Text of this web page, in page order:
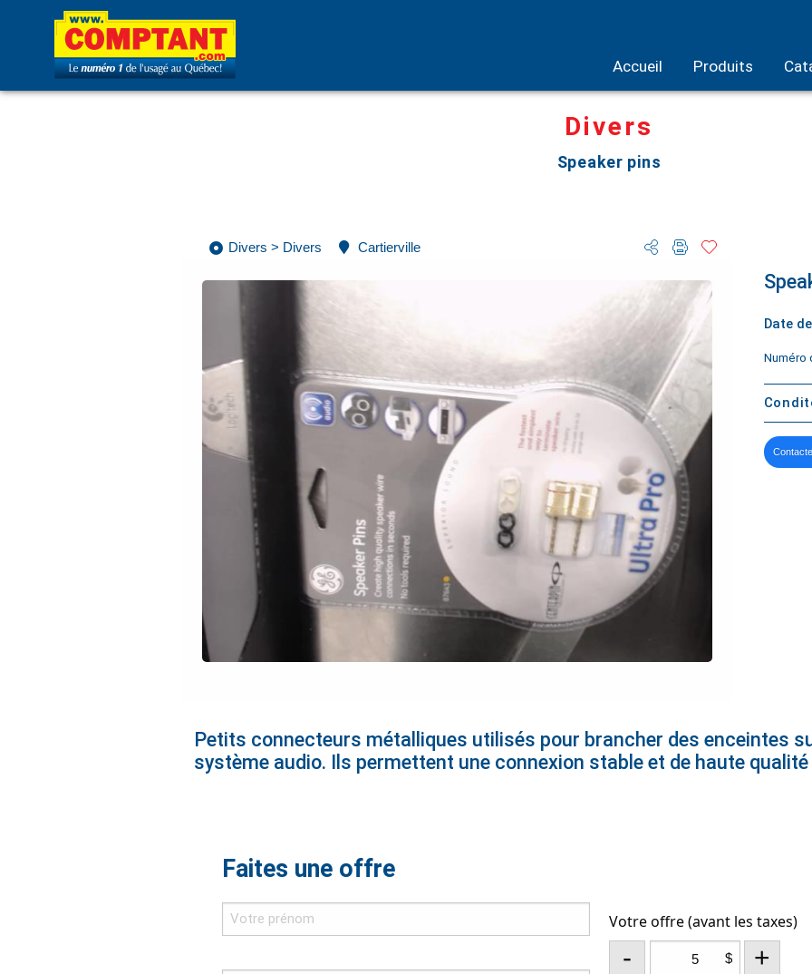
Accueil Produits
Divers
Speaker pins
Divers > Divers Cartierville
Date
Numéro
Petits connecteurs métalliques utilisés pour brancher des enceintes
système audio. Ils permettent une connexion stable et de haute
Faites une offre
Votre offre (avant les taxes)
- $ +